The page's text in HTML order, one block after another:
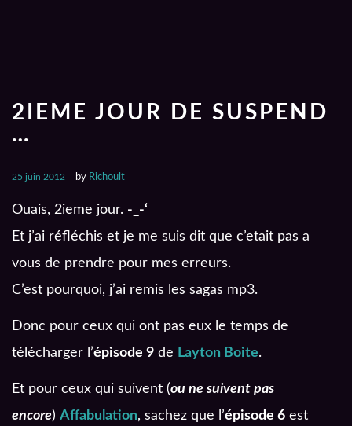
2IEME JOUR DE SUSPEND
…
25 juin 2012 by Richoult
Ouais, 2ieme jour. -_-‘
Et j’ai réfléchis et je me suis dit que c’etait pas a
vous de prendre pour mes erreurs.
C’est pourquoi, j’ai remis les sagas mp3.
Donc pour ceux qui ont pas eux le temps de
télécharger l’épisode 9 de Layton Boite.
Et pour ceux qui suivent (ou ne suivent pas
encore) Affabulation, sachez que l’épisode 6 est